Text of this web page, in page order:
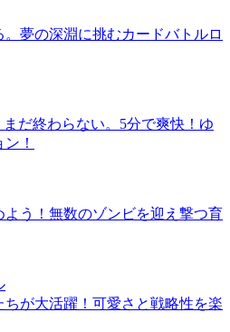
夢の深淵に挑むカードバトルロ
だ終わらない。5分で爽快！ゆ
！
う！無数のゾンビを迎え撃つ育
が大活躍！可愛さと戦略性を楽